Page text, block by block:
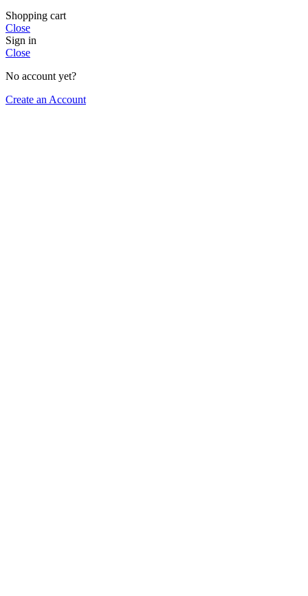
Shopping cart
Close
Sign in
Close
No account yet?
Create an Account